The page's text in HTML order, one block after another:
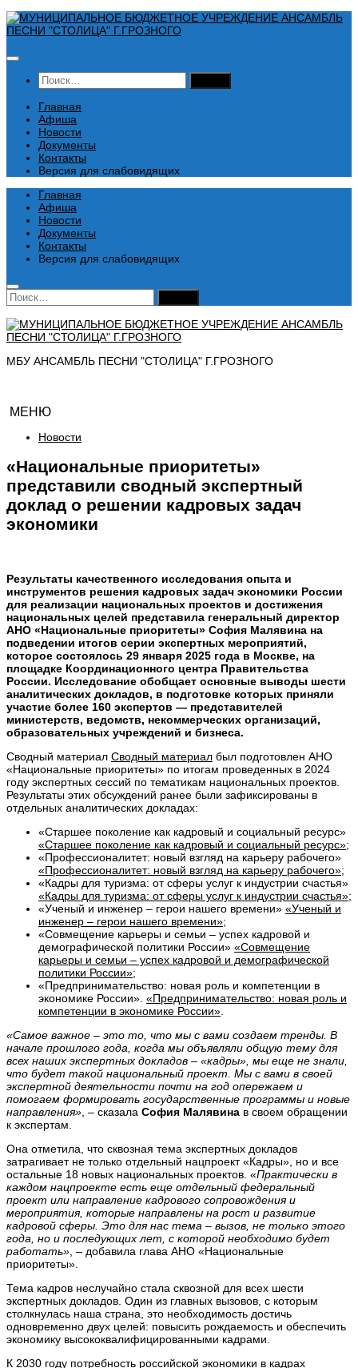
Перейти
к
Найти:
Главная
Афиша
Новости
Документы
Контакты
Версия для слабовидящих
Главная
Афиша
Новости
Документы
Контакты
Версия для слабовидящих
Найти:
МБУ АНСАМБЛЬ ПЕСНИ "СТОЛИЦА" Г.ГРОЗНОГО
МЕНЮ
Новости
«Национальные приоритеты»
представили сводный экспертный
доклад о решении кадровых задач
экономики
Результаты качественного исследования опыта и
инструментов решения кадровых задач экономики России
для реализации национальных проектов и достижения
национальных целей представила генеральный директор
АНО «Национальные приоритеты» София Малявина на
подведении итогов серии экспертных мероприятий,
которое состоялось 29 января 2025 года в Москве, на
площадке Координационного центра Правительства
России. Исследование обобщает основные выводы шести
аналитических докладов, в подготовке которых приняли
участие более 160 экспертов — представителей
министерств, ведомств, некоммерческих организаций,
образовательных учреждений и бизнеса.
Сводный материал Сводный материал был подготовлен АНО
«Национальные приоритеты» по итогам проведенных в 2024
году экспертных сессий по тематикам национальных проектов.
Результаты этих обсуждений ранее были зафиксированы в
отдельных аналитических докладах:
«Старшее поколение как кадровый и социальный ресурс»
«Старшее поколение как кадровый и социальный ресурс»;
«Профессионалитет: новый взгляд на карьеру рабочего»
«Профессионалитет: новый взгляд на карьеру рабочего»;
«Кадры для туризма: от сферы услуг к индустрии счастья»
«Кадры для туризма: от сферы услуг к индустрии счастья»;
«Ученый и инженер – герои нашего времени» «Ученый и
инженер – герои нашего времени»;
«Совмещение карьеры и семьи – успех кадровой и
демографической политики России» «Совмещение
карьеры и семьи – успех кадровой и демографической
политики России»;
«Предпринимательство: новая роль и компетенции в
экономике России». «Предпринимательство: новая роль и
компетенции в экономике России»
«Самое важное – это то, что мы с вами создаем тренды. В
начале прошлого года, когда мы объявляли общую тему для
всех наших экспертных докладов – «кадры», мы еще не знали,
что будет такой национальный проект. Мы с вами в своей
экспертной деятельности почти на год опережаем и
помогаем формировать государственные программы и новые
направления», – сказала София Малявина в своем обращении
к экспертам.
Она отметила, что сквозная тема экспертных докладов
затрагивает не только отдельный нацпроект «Кадры», но и все
остальные 18 новых национальных проектов. «Практически в
каждом нацпроекте есть еще отдельный федеральный
проект или направление кадрового сопровождения и
мероприятия, которые направлены на рост и развитие
кадровой сферы. Это для нас тема – вызов, не только этого
года, но и последующих лет, с которой необходимо будет
работать», – добавила глава АНО «Национальные
приоритеты».
Тема кадров неслучайно стала сквозной для всех шести
экспертных докладов. Один из главных вызовов, с которым
столкнулась наша страна, это необходимость достичь
одновременно двух целей: повысить рождаемость и обеспечить
экономику высококвалифицированными кадрами.
К 2030 году потребность российской экономики в кадрах